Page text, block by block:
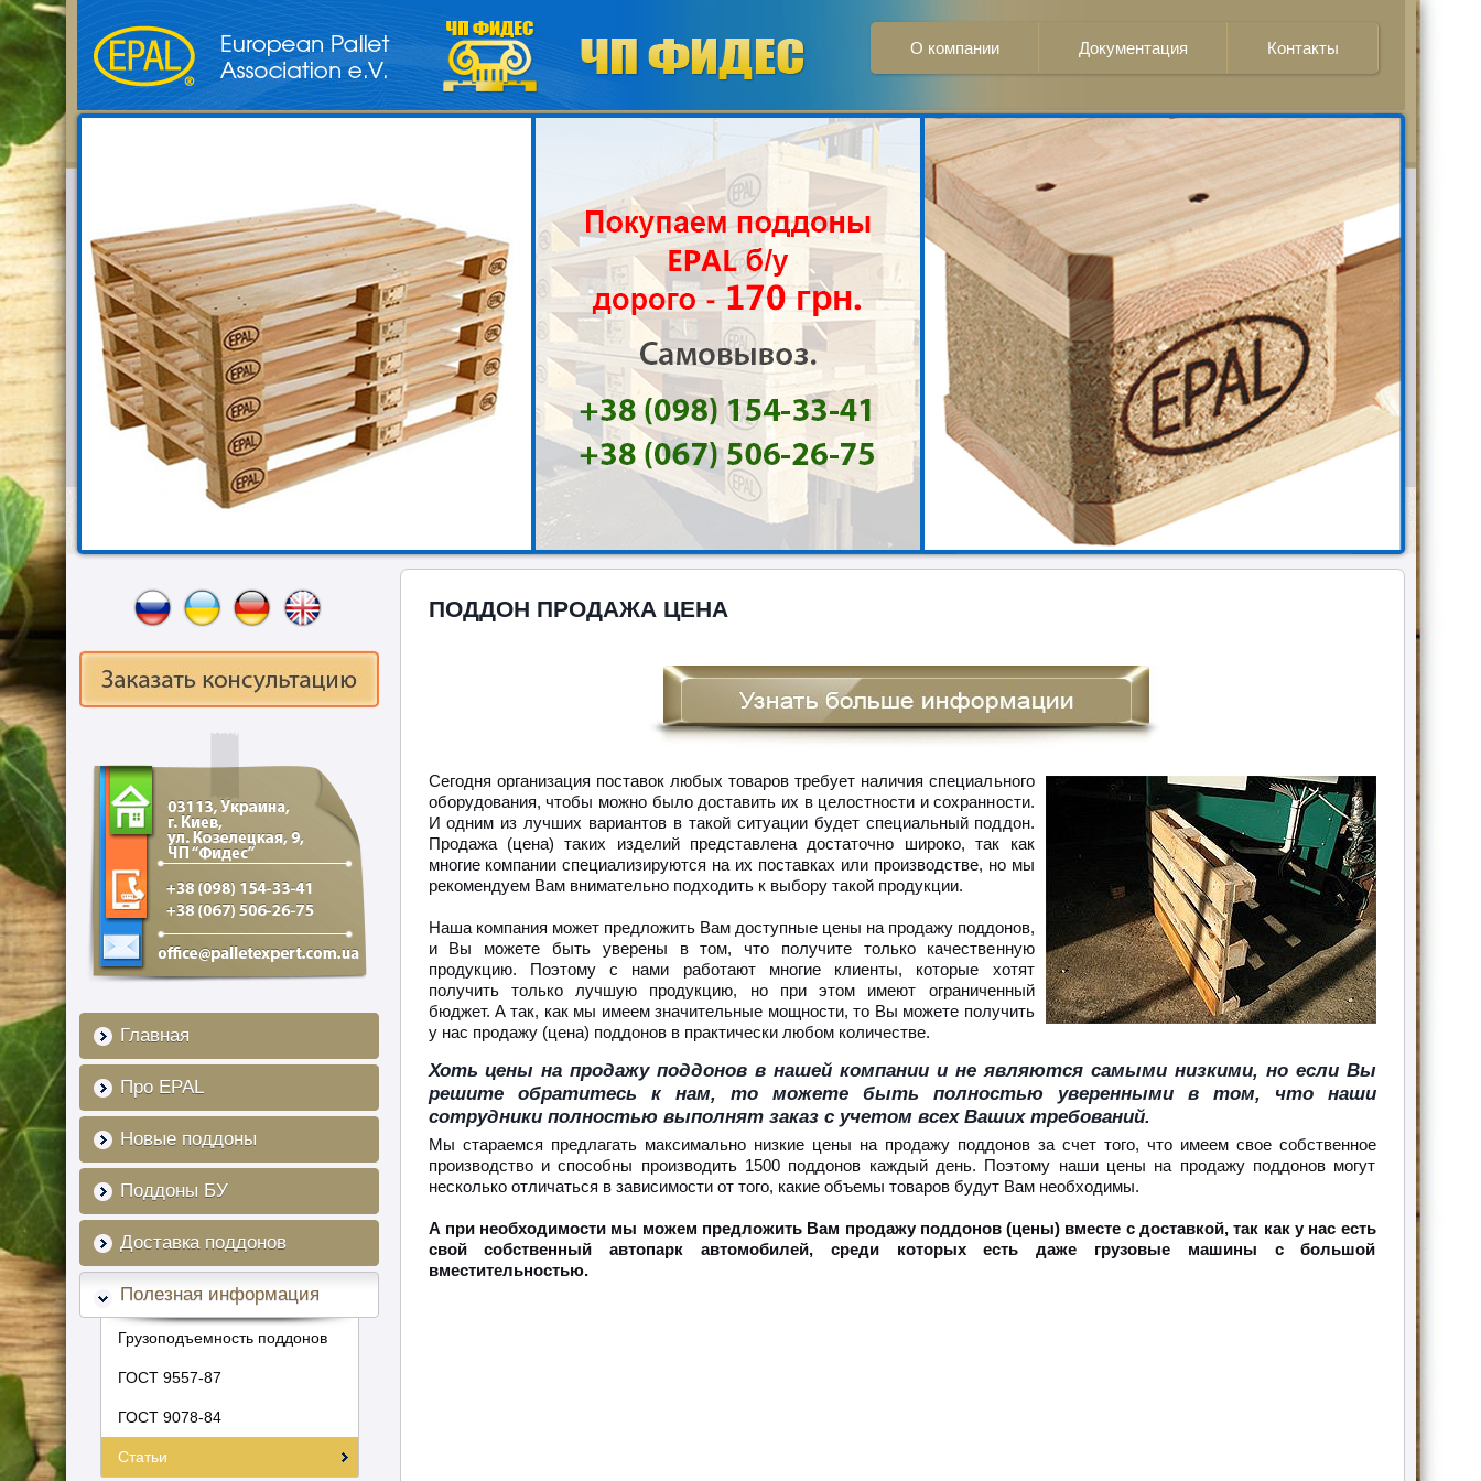
О компании Документация Контакты
Главная
Про EPAL
Новые поддоны
Поддоны БУ
Доставка поддонов
Полезная информация
Грузоподъемность поддонов
ГОСТ 9557-87
ГОСТ 9078-84
Статьи
ПОДДОН ПРОДАЖА ЦЕНА
Сегодня организация поставок любых товаров требует наличия специального
оборудования, чтобы можно было доставить их в целостности и сохранности.
И одним из лучших вариантов в такой ситуации будет специальный поддон.
Продажа (цена) таких изделий представлена достаточно широко, так как
многие компании специализируются на их поставках или производстве, но мы
рекомендуем Вам внимательно подходить к выбору такой продукции.
Наша компания может предложить Вам доступные цены на продажу поддонов,
и Вы можете быть уверены в том, что получите только качественную
продукцию. Поэтому с нами работают многие клиенты, которые хотят
получить только лучшую продукцию, но при этом имеют ограниченный
бюджет. А так, как мы имеем значительные мощности, то Вы можете получить
у нас продажу (цена) поддонов в практически любом количестве.
Хоть цены на продажу поддонов в нашей компании и не являются самыми низкими, но если Вы
решите обратитесь к нам, то можете быть полностью уверенными в том, что наши
сотрудники полностью выполнят заказ с учетом всех Ваших требований.
Мы стараемся предлагать максимально низкие цены на продажу поддонов за счет того, что имеем свое собственное
производство и способны производить 1500 поддонов каждый день. Поэтому наши цены на продажу поддонов могут
несколько отличаться в зависимости от того, какие объемы товаров будут Вам необходимы.
А при необходимости мы можем предложить Вам продажу поддонов (цены) вместе с доставкой, так как у нас есть
свой собственный автопарк автомобилей, среди которых есть даже грузовые машины с большой
вместительностью.